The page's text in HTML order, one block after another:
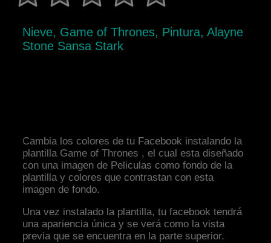
Nieve, Game of Thrones, Pintura, Alayne
Stone Sansa Stark
Cambia los colores de tu Facebook instalando la
plantilla Game of Thrones , el cual esta diseñado
con una imagen de Peliculas como fondo de la
plantilla y colores que contrastan con esta
imagen de fondo.
Una vez instalado la plantilla, tu facebook tendrá
una apariencia única y se verá como la vista
previa que se encuentra en la parte superior.